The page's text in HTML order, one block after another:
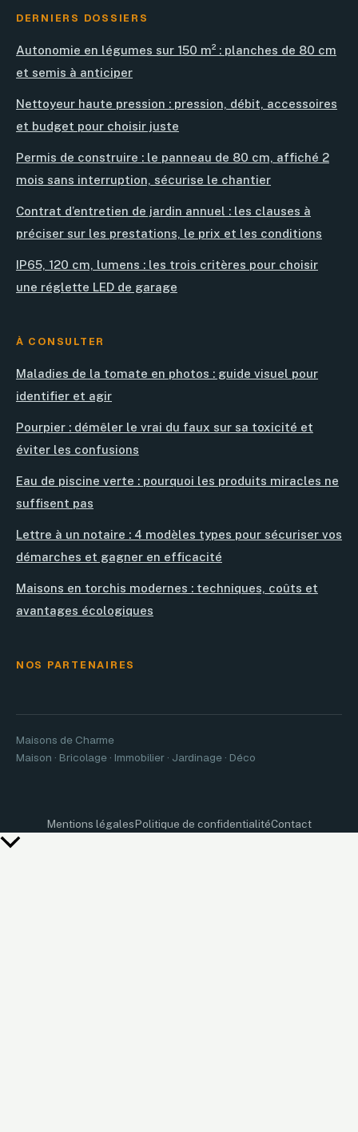
DERNIERS DOSSIERS
Autonomie en légumes sur 150 m² : planches de 80 cm
et semis à anticiper
Nettoyeur haute pression : pression, débit, accessoires
et budget pour choisir juste
Permis de construire : le panneau de 80 cm, affiché 2
mois sans interruption, sécurise le chantier
Contrat d’entretien de jardin annuel : les clauses à
préciser sur les prestations, le prix et les conditions
IP65, 120 cm, lumens : les trois critères pour choisir
une réglette LED de garage
À CONSULTER
Maladies de la tomate en photos : guide visuel pour
identifier et agir
Pourpier : démêler le vrai du faux sur sa toxicité et
éviter les confusions
Eau de piscine verte : pourquoi les produits miracles ne
suffisent pas
Lettre à un notaire : 4 modèles types pour sécuriser vos
démarches et gagner en efficacité
Maisons en torchis modernes : techniques, coûts et
avantages écologiques
NOS PARTENAIRES
Maisons de Charme
Maison · Bricolage · Immobilier · Jardinage · Déco
Mentions légalesPolitique de confidentialitéContact